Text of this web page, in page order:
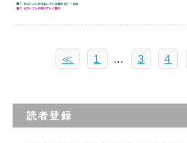
≪ 1 … 3 4
読者登録